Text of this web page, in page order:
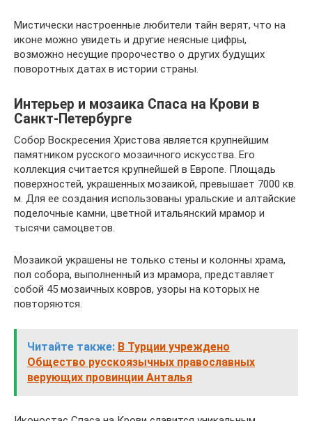
Мистически настроенные любители тайн верят, что на
иконе можно увидеть и другие неясные цифры,
возможно несущие пророчество о других будущих
поворотных датах в истории страны.
Интерьер и мозаика Спаса на Крови в
Санкт-Петербурге
Собор Воскресения Христова является крупнейшим
памятником русского мозаичного искусства. Его
коллекция считается крупнейшей в Европе. Площадь
поверхностей, украшенных мозаикой, превышает 7000 кв.
м. Для ее создания использованы уральские и алтайские
поделочные камни, цветной итальянский мрамор и
тысячи самоцветов.
Мозаикой украшены не только стены и колонны храма,
пол собора, выполненный из мрамора, представляет
собой 45 мозаичных ковров, узоры на которых не
повторяются.
Читайте также: В Турции учреждено
Общество русскоязычных православных
верующих провинции Анталья